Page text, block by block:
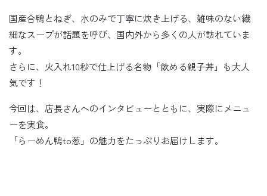
国産合鴨とねぎ、水のみで丁寧に炊き上げる、雑味のない繊
細なスープが話題を呼び、国内外から多くの人が訪れていま
す。
さらに、火入れ10秒で仕上げる名物「飲める親子丼」も大人
気です！
今回は、店長さんへのインタビューとともに、実際にメニュ
ーを実食。
「らーめん鴨to葱」の魅力をたっぷりお届けします。